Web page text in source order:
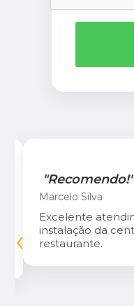
"Recomendo!"
Marcelo Silva
Excelente
instalação da
restaurante.
‹